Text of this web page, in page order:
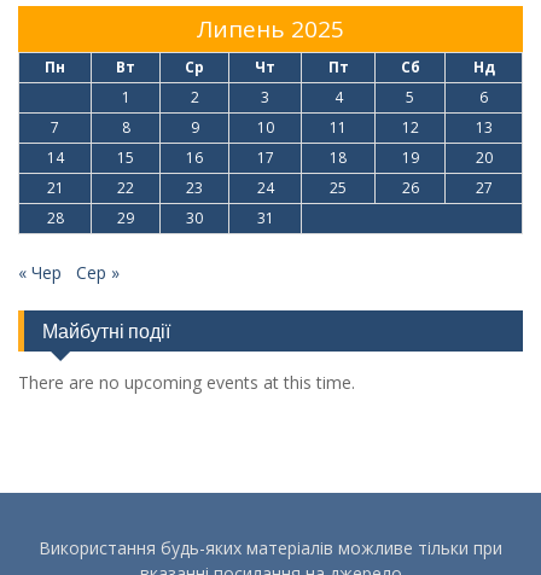
Липень 2025
Пн Вт Ср Чт Пт Сб
Нд
1
2 3 4 5
6
7
8 9 10 11 12
13
14
15 16 17 18 19
20
21
22 23 24 25 26
27
28
29 30 31
« Чер Сер »
Майбутні події
There are no upcoming events at this time.
Використання будь-яких матеріалів можливе тільки при